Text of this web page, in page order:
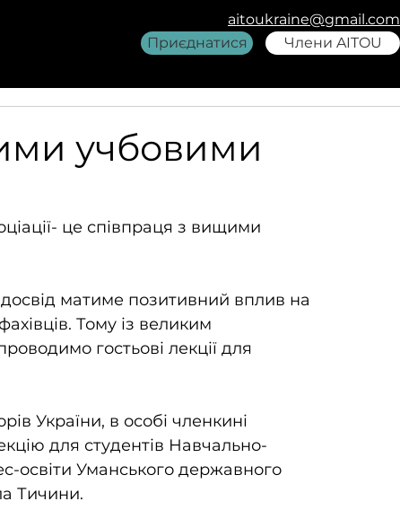
aitoukraine@gmail.com
Приєднатися
Члени AITOU
учбовими
це співпраця з вищими
матиме позитивний вплив на
Тому із великим
гостьові лекції для
України, в особі членкині
для студентів Навчально-
освіти Уманського державного
Тичини.